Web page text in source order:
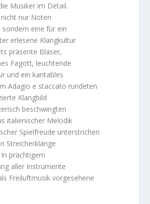
Musiker im Detail.
nur Noten
sondern eine für ein
erlesene Klangkultur
präsente Bläser,
Fagott, leuchtende
und ein kantables
Adagio e staccato rundeten
Klangbild
beschwingten
italienischer Melodik
Spielfreude unterstrichen
Streicherklänge
prächtigem
aller Instrumente
Freiluftmusik vorgesehene